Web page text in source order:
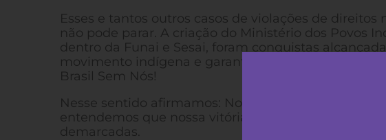
Esses e tantos outros casos de violações de
não pode parar. A criação do Ministério dos Povos
dentro da Funai e Sesai, foram conquistas
movimento indígena e garantidas nos primeiros
Brasil Sem Nós!
Nesse sentido afirmamos: Nossa luta continua! Há
entendemos que nossa vitória só será declarada
demarcadas.